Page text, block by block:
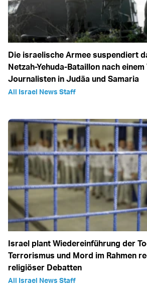
Die israelische Armee suspendiert
Netzah-Yehuda-Bataillon nach
Journalisten in Judäa und Samaria
All Israel News Staff
Israel plant Wiedereinführung der
Terrorismus und Mord im Rahmen
religiöser Debatten
All Israel News Staff